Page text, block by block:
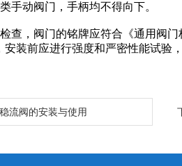
手动阀门，手柄均不得向下。
查，阀门的铭牌应符合《通用阀
装前应进行强度和严密性能试验
流阀的安装与使用